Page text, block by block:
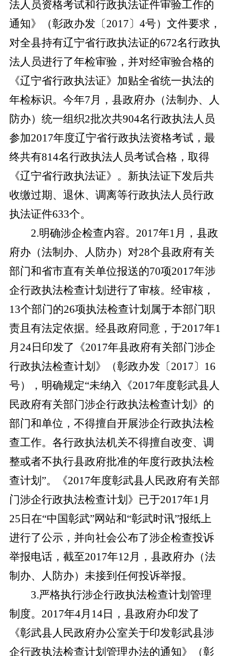
法人员资格考试和行政执法证件审验工作的
通知》（彰政办发〔2017〕4号）文件要求，
对全县持有辽宁省行政执法证的672名行政执
法人员进行了年检审验，并对经审验合格的
《辽宁省行政执法证》加贴全省统一执法的
年检标识。今年7月，县政府办（法制办、
人
防办）统一组织2批次共904名行政执法人员
参加2017年度辽宁省行政执法资格考试，最
终共有814名行政执法人员考试合格，取得
《辽宁省行政执法证》。新执法证下发后共
收缴过期、退休、调离等行政执法人员行政
执法证件633个。
2.明确涉企检查内容。 2017年1月，县政
府办（法制办、 人防办）对28个县政府有关
部门和省市直有关单位报送的70项2017年涉
企行政执法检查计划进行了审核。经审核，
13个部门的26项执法检查计划属于本部门职
责且有法定依据。经县政府同意，于2017年1
月24日印发了《2017年县政府有关部门涉企
行政执法检查计划》（彰政办发〔2017〕16
号），明确规定“未纳入《2017年度彰武县人
民政府有关部门涉企行政执法检查计划》的
部门和单位，不得擅自开展涉企行政执法检
查工作。各行政执法机关不得擅自改变、调
整或者不执行县政府批准的年度行政执法检
查计划”。《2017年度彰武县人民政府有关部
门涉企行政执法检查计划》已于2017年1月
25日在“中国彰武”网站和“彰武时讯”报纸上
进行了公示，并向社会公布了涉企检查投诉
举报电话，截至2017年12月， 县政府办（法
制办、人防办） 未接到任何投诉举报。
3.严格执行涉企行政执法检查计划 管理
制度。 2017年4月14日，县政府办印发了
《彰武县人民政府办公室关于印发彰武县涉
企行政执法检查计划管理办法的通知》（彰